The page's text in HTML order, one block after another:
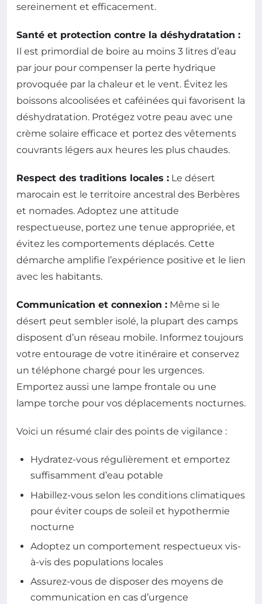
sereinement et efficacement.
Santé et protection contre la déshydratation :
Il est primordial de boire au moins 3 litres d’eau
par jour pour compenser la perte hydrique
provoquée par la chaleur et le vent. Évitez les
boissons alcoolisées et caféinées qui favorisent la
déshydratation. Protégez votre peau avec une
crème solaire efficace et portez des vêtements
couvrants légers aux heures les plus chaudes.
Respect des traditions locales : Le désert
marocain est le territoire ancestral des Berbères
et nomades. Adoptez une attitude
respectueuse, portez une tenue appropriée, et
évitez les comportements déplacés. Cette
démarche amplifie l’expérience positive et le lien
avec les habitants.
Communication et connexion : Même si le
désert peut sembler isolé, la plupart des camps
disposent d’un réseau mobile. Informez toujours
votre entourage de votre itinéraire et conservez
un téléphone chargé pour les urgences.
Emportez aussi une lampe frontale ou une
lampe torche pour vos déplacements nocturnes.
Voici un résumé clair des points de vigilance :
Hydratez-vous régulièrement et emportez
suffisamment d’eau potable
Habillez-vous selon les conditions climatiques
pour éviter coups de soleil et hypothermie
nocturne
Adoptez un comportement respectueux vis-
à-vis des populations locales
Assurez-vous de disposer des moyens de
communication en cas d’urgence